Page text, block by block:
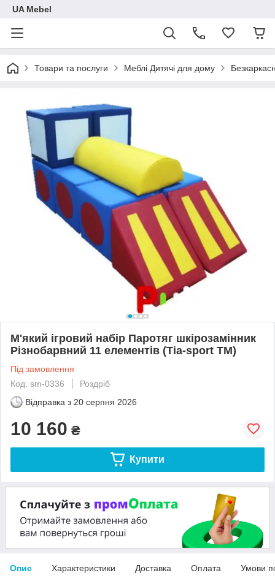
UA Mebel
Товари та послуги Меблі Дитячі для дому
М'який ігровий набір Паротяг шкірозамінник
Різнобарвний 11 елементів (Тia-sport ТМ)
Під замовлення
Код: sm-0336
Роздріб
Відправка з 20 серпня 2026
10 160 ₴
Купити
Опис Характеристики Доставка Оплата Умови